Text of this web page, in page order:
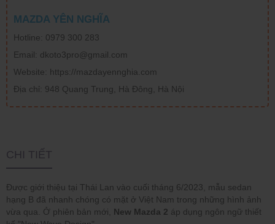
MAZDA YÊN NGHĨA
Hotline: 0979 300 283
Email: dkoto3pro@gmail.com
Website: https://mazdayennghia.com
Địa chỉ: 948 Quang Trung, Hà Đông, Hà Nội
CHI TIẾT
Được giới thiệu tại Thái Lan vào cuối tháng 6/2023, mẫu sedan
hạng B đã nhanh chóng có mặt ở Việt Nam trong những hình ảnh
vừa qua. Ở phiên bản mới, New Mazda 2 áp dụng ngôn ngữ thiết